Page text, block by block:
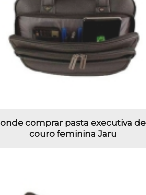
onde comprar pasta executiva de
couro feminina Jaru